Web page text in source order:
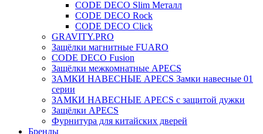
CODE DECO Slim Металл
CODE DECO Rock
CODE DECO Click
GRAVITY.PRO
Защёлки магнитные FUARO
CODE DECO Fusion
Защёлки межкомнатные APECS
ЗАМКИ НАВЕСНЫЕ APECS Замки навесные 01
серии
ЗАМКИ НАВЕСНЫЕ APECS с защитой дужки
Защёлки APECS
Фурнитура для китайских дверей
Бренды